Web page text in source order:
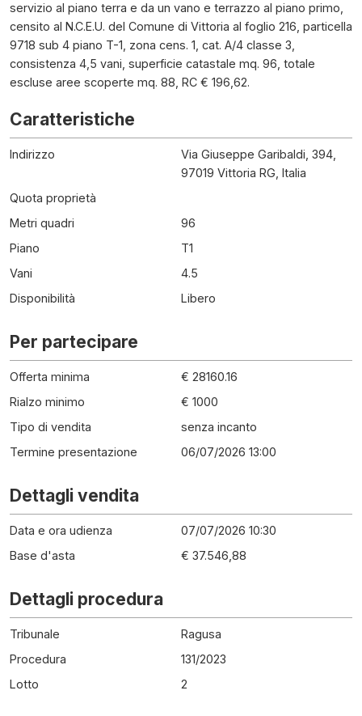
servizio al piano terra e da un vano e terrazzo al piano primo,
censito al N.C.E.U. del Comune di Vittoria al foglio 216, particella
9718 sub 4 piano T-1, zona cens. 1, cat. A/4 classe 3,
consistenza 4,5 vani, superficie catastale mq. 96, totale
escluse aree scoperte mq. 88, RC € 196,62.
Caratteristiche
Indirizzo
Via Giuseppe Garibaldi, 394,
97019 Vittoria RG, Italia
Quota proprietà
Metri quadri
96
Piano
T1
Vani
4.5
Disponibilità
Libero
Per partecipare
Offerta minima
€ 28160.16
Rialzo minimo
€ 1000
Tipo di vendita
senza incanto
Termine presentazione
06/07/2026 13:00
Dettagli vendita
Data e ora udienza
07/07/2026 10:30
Base d'asta
€ 37.546,88
Dettagli procedura
Tribunale
Ragusa
Procedura
131/2023
Lotto
2